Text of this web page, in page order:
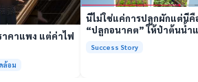
าคาแพง แต่ค่าไฟ
ล้อม
นี่ไม่ใช่แค่การปลูกผักแต่นี่คื
“ปลูกอนาคต” ให้ป่าต้นน้ำ
Success Story